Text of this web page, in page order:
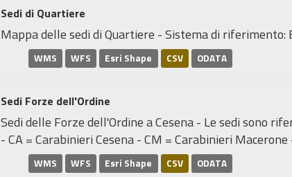
Sedi di Quartiere
Mappa delle sedi di Quartiere - Sistema di riferimento:
WMS WFS Esri Shape CSV ODATA
Sedi Forze dell'Ordine
Sedi delle Forze dell'Ordine a Cesena - Le sedi sono
- CA = Carabinieri Cesena - CM = Carabinieri Macerone
WMS WFS Esri Shape CSV ODATA